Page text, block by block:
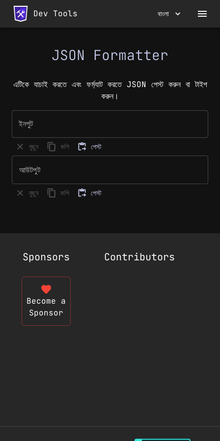
Dev Tools বাংলা
JSON Formatter
এটিকে যাচাই করতে এবং ফর্ম্যাট করতে JSON পেস্ট করুন বা টাইপ
করুন।
ইনপুট
মুছুন কপি পেস্ট
আউটপুট
মুছুন কপি পেস্ট
Sponsors
Become a
Sponsor
Contributors